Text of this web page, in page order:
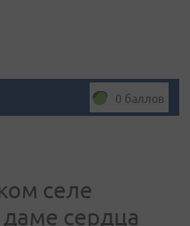
0 баллов
селе
даме сердца